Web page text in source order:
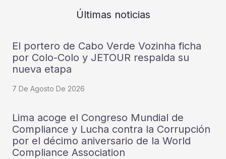
Últimas noticias
El portero de Cabo Verde Vozinha ficha
por Colo-Colo y JETOUR respalda su
nueva etapa
7 De Agosto De 2026
Lima acoge el Congreso Mundial de
Compliance y Lucha contra la Corrupción
por el décimo aniversario de la World
Compliance Association